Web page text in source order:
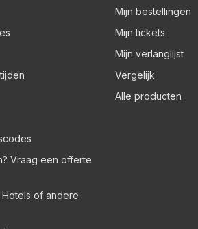
Vraag een offerte
of andere
Mijn bestellingen
Mijn tickets
Mijn verlanglijst
Vergelijk
Alle producten